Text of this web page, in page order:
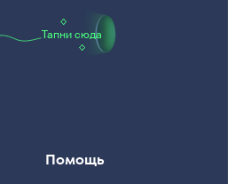
Тапни сюда
Помощь